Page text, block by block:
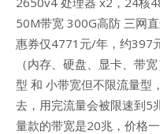
50M带宽 300G高防 三网
惠券仅4771元/年，约397
（内存、硬盘、显卡、带
型 和 小带宽但不限流量型
去，用完流量会被限速到5
量款的带宽是20兆，价格